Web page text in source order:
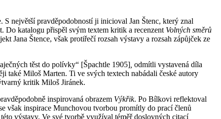
největší pravděpodobností ji inicioval Jan Štenc, který znal
Do katalogu přispěl svým textem kritik a recenzent Volných směrů
Jana Štence, však protiřečí rozsah výstavy a rozsah zápůjček ze
těst do polívky“ [Špachtle 1905] odmítli vystavená díla
Miloš Marten. Ti ve svých textech nabádali české autory
kritik Miloš Jiránek.
inspirovaná obrazem Výkřik. Po Bílkovi reflektoval
však inspirace Munchovou tvorbou promítly do prací členů
výstavy. Ve své tvorbě využíval téměř doslovných citací